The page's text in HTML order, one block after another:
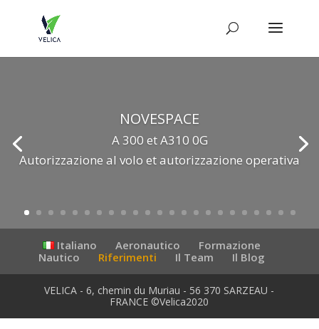
NOVESPACE
A 300 et A310 0G
Autorizzazione al volo et autorizzazione operativa
Italiano Aeronautico
Formazione
Nautico
Riferimenti Il Team Il Blog
VELICA - 6, chemin du Muriau - 56 370 SARZEAU -
FRANCE ©Velica2020